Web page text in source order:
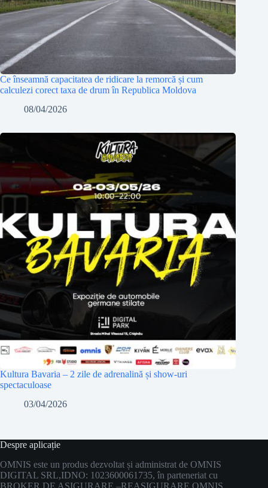
Ce înseamnă capacitatea de ridicare la remorcă și cum
calculezi corect taxa de drum în Republica Moldova
08/04/2026
Kultura Bavaria – 2 zile de adrenalină și show-uri
spectaculoase
03/04/2026
Despre aplicație
OMNIS este un produs dezvoltat și administrat de OMNIS
DIGITAL SRL,IDNO: 1023600061735, în parteneriat cu